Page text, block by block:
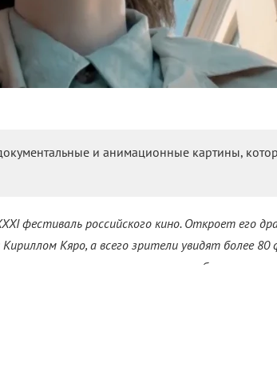
и анимационные картины,
фестиваль российского кино. Откроет его
Кяро, а всего зрители увидят более 80
изучил его
и выбрал самые